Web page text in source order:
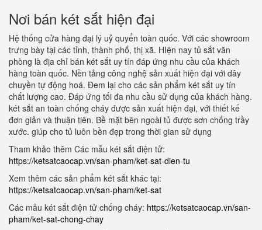
Nơi bán két sắt hiện đại
Hệ thống cửa hàng đại lý uỷ quyển toàn quốc. Với các showroom
trưng bày tại các tỉnh, thành phố, thị xã. HIện nay tủ sắt văn
phòng là địa chỉ bán két sắt uy tín đáp ứng nhu cầu của khách
hàng toàn quốc. Nền tảng công nghệ sản xuất hiện đại với dây
chuyền tự động hoá. Đem lại cho các sản phẩm két sắt uy tín
chất lượng cao. Đáp ứng tối đa nhu cầu sử dụng của khách hàng.
két sắt an toàn chống cháy được sản xuất hiện đại, với thiết kế
đơn giản và thuận tiên. Bề mặt bên ngoài tủ được sơn chống trầy
xước. giúp cho tủ luôn bền đẹp trong thời gian sử dụng
Tham khảo thêm Các mẫu két sắt điện tử:
https://ketsatcaocap.vn/san-pham/ket-sat-dien-tu
Xem thêm các sản phẩm két sắt khác tại:
https://ketsatcaocap.vn/san-pham/ket-sat
Các mẫu két sắt điện tử chống cháy: https://ketsatcaocap.vn/san-
pham/ket-sat-chong-chay